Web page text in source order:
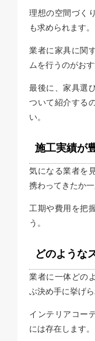
理想の空間づく
も求められます。
業者に家具に関
ムを行うのがおす
最後に、家具選
ついて紹介する
い。
施工実績が
気になる業者を
携わってきたか
工期や費用を把
う。
どのような
業者に一体どの
ぶ決め手に挙げら
インテリアコー
には存在します。